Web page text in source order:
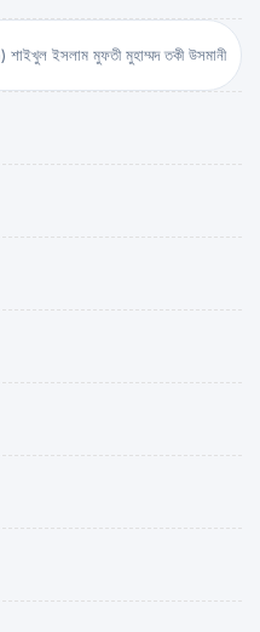
(شيخ الاسلام مفتي محمد تقي عثماني) শাইখুল ইসলাম মুফতী মুহাম্মদ তকী উসমানী